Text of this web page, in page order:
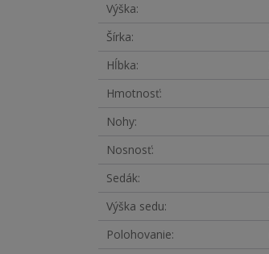
Výška
Šírka
Hĺbka
Hmotnosť
Nohy
Nosnosť
Sedák
Výška sedu
Polohovanie